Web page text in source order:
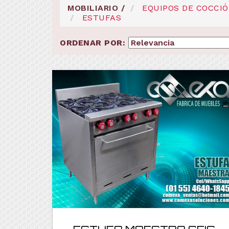
MOBILIARIO /
EQUIPOS DE
ESTUFAS
ORDENAR POR: